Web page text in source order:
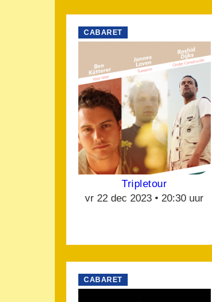
CABARET
Tripletour
vr 22 dec 2023 •20:30 uur
CABARET